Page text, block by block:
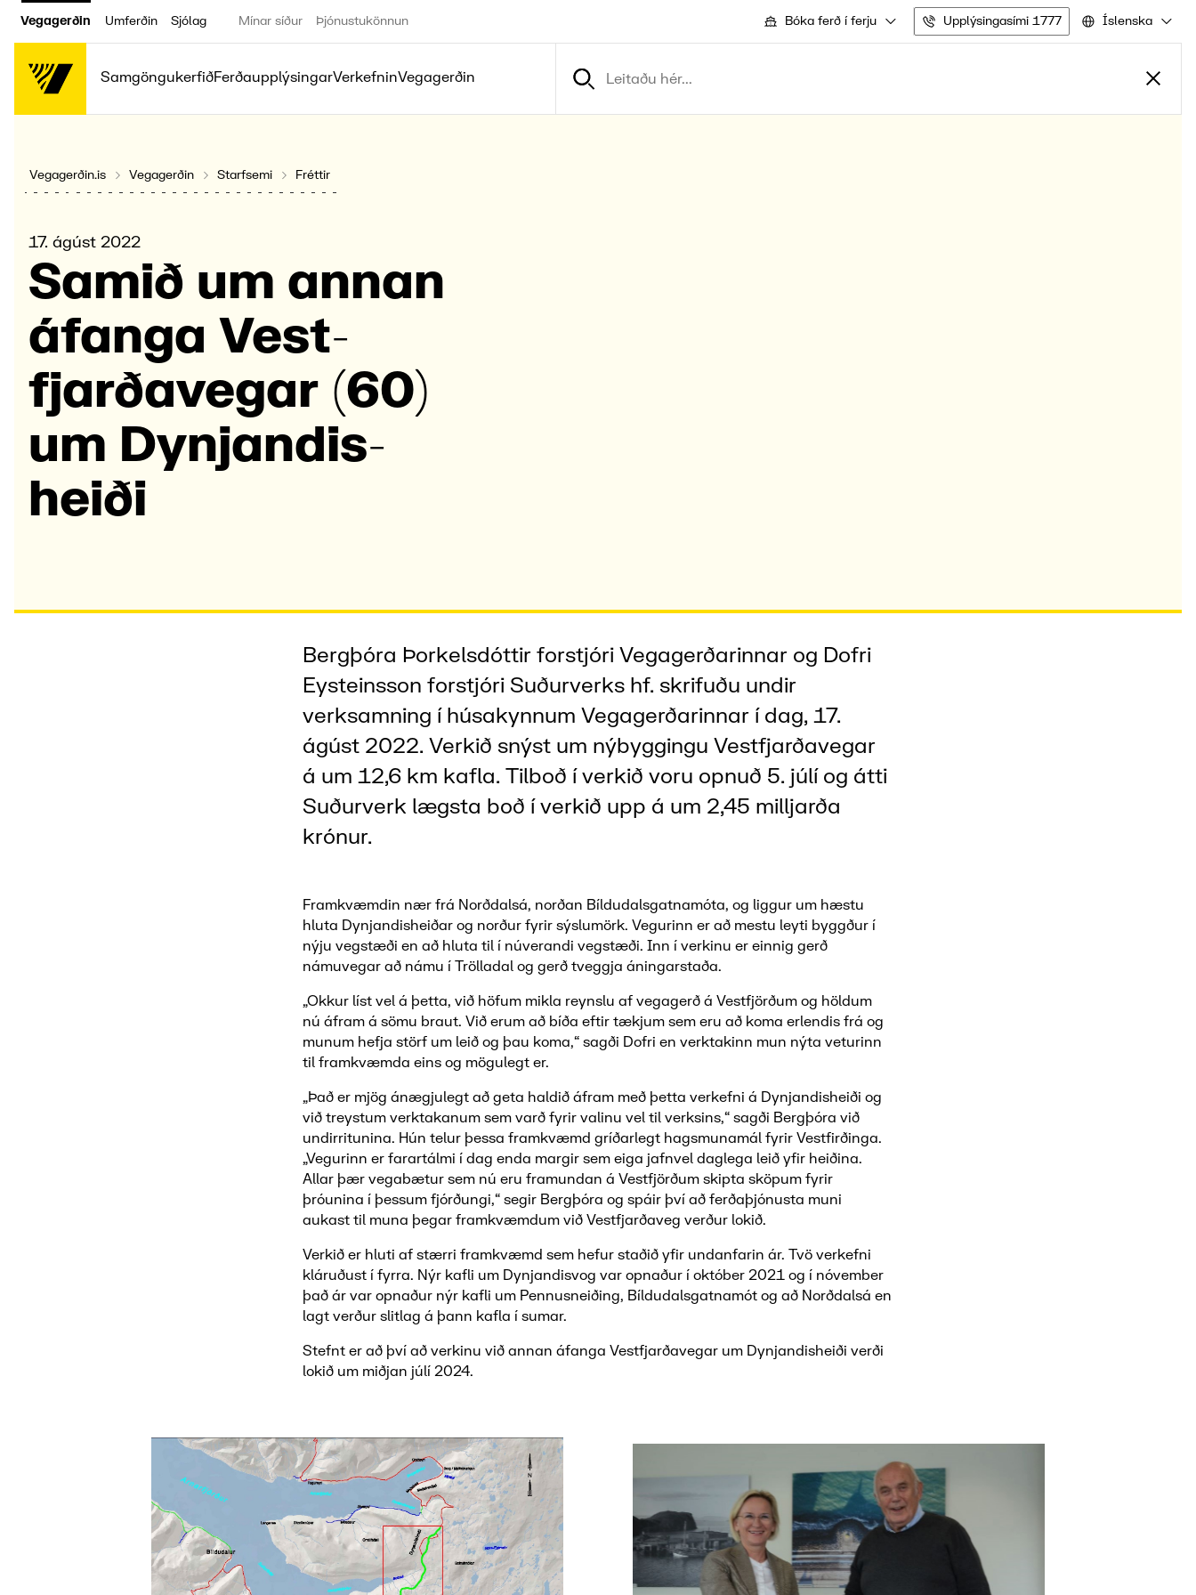
Vegagerðin Umferðin Sjólag Mínar síður Þjónustukönnun Bóka ferð í ferju Upplýsingasími 1777 Íslenska
SamgöngukerfiðFerðaupplýsingarVerkefninVegagerðin
Vegagerðin.is Vegagerðin Starfsemi Fréttir
17. ágúst 2022
Samið um annan
áfanga Vest­
fjarða­vegar (60)
um Dynj­andis­
heiði
Bergþóra Þorkelsdóttir forstjóri Vegagerðarinnar og Dofri
Eysteinsson forstjóri Suðurverks hf. skrifuðu undir
verksamning í húsakynnum Vegagerðarinnar í dag, 17.
ágúst 2022. Verkið snýst um nýbyggingu Vestfjarðavegar
á um 12,6 km kafla. Tilboð í verkið voru opnuð 5. júlí og átti
Suðurverk lægsta boð í verkið upp á um 2,45 milljarða
krónur.
Framkvæmdin nær frá Norðdalsá, norðan Bíldudalsgatnamóta, og liggur um hæstu
hluta Dynjandisheiðar og norður fyrir sýslumörk. Vegurinn er að mestu leyti byggður í
nýju vegstæði en að hluta til í núverandi vegstæði. Inn í verkinu er einnig gerð
námuvegar að námu í Trölladal og gerð tveggja áningarstaða.
„Okkur líst vel á þetta, við höfum mikla reynslu af vegagerð á Vestfjörðum og höldum
nú áfram á sömu braut. Við erum að bíða eftir tækjum sem eru að koma erlendis frá og
munum hefja störf um leið og þau koma,“ sagði Dofri en verktakinn mun nýta veturinn
til framkvæmda eins og mögulegt er.
„Það er mjög ánægjulegt að geta haldið áfram með þetta verkefni á Dynjandisheiði og
við treystum verktakanum sem varð fyrir valinu vel til verksins,“ sagði Bergþóra við
undirritunina. Hún telur þessa framkvæmd gríðarlegt hagsmunamál fyrir Vestfirðinga.
„Vegurinn er farartálmi í dag enda margir sem eiga jafnvel daglega leið yfir heiðina.
Allar þær vegabætur sem nú eru framundan á Vestfjörðum skipta sköpum fyrir
þróunina í þessum fjórðungi,“ segir Bergþóra og spáir því að ferðaþjónusta muni
aukast til muna þegar framkvæmdum við Vestfjarðaveg verður lokið.
Verkið er hluti af stærri framkvæmd sem hefur staðið yfir undanfarin ár. Tvö verkefni
kláruðust í fyrra. Nýr kafli um Dynjandisvog var opnaður í október 2021 og í nóvember
það ár var opnaður nýr kafli um Pennusneiðing, Bíldudalsgatnamót og að Norðdalsá en
lagt verður slitlag á þann kafla í sumar.
Stefnt er að því að verkinu við annan áfanga Vestfjarðavegar um Dynjandisheiði verði
lokið um miðjan júlí 2024.